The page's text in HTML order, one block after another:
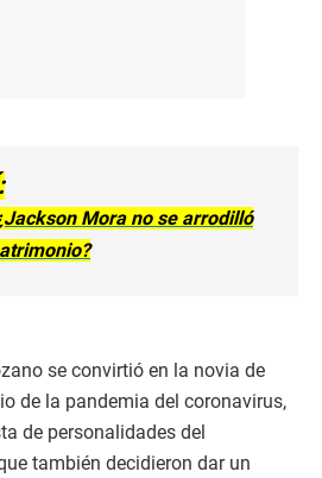
Mora no se arrodilló
se convirtió en la novia de
de la pandemia del coronavirus,
de personalidades del
también decidieron dar un